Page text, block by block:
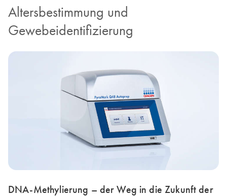
Altersbestimmung und
Gewebeidentifizierung
DNA-Methylierung – der Weg in die Zukunft der